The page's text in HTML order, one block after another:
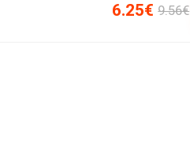
6.25€ 9.56€